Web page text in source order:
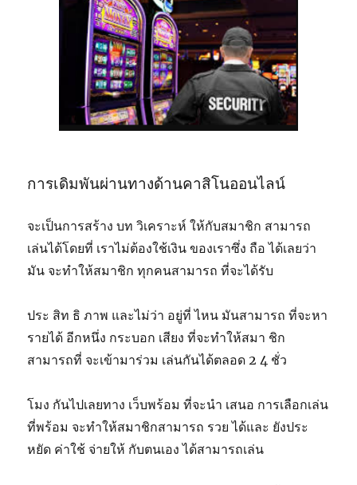
การเดิมพันผ่านทางด้านคาสิโนออนไลน์
จะเป็นการสร้าง บท วิเคราะห์ ให้กับสมาชิก สามารถ
เล่นได้โดยที่ เราไม่ต้องใช้เงิน ของเราซึ่ง ถือ ได้เลยว่า
มัน จะทำให้สมาชิก ทุกคนสามารถ ที่จะได้รับ
ประ สิท ธิ ภาพ และไม่ว่า อยู่ที่ ไหน มันสามารถ ที่จะหา
รายได้ อีกหนึ่ง กระบอก เสียง ที่จะทำให้สมา ชิก
สามารถที่ จะเข้ามาร่วม เล่นกันได้ตลอด 2 4 ชั่ว
โมง กันไปเลยทาง เว็บพร้อม ที่จะนำ เสนอ การเลือกเล่น
ที่พร้อม จะทำให้สมาชิกสามารถ รวย ได้และ ยังประ
หยัด ค่าใช้ จ่ายให้ กับตนเอง ได้สามารถเล่น